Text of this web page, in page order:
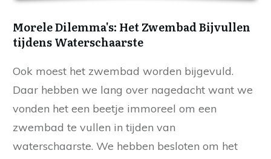
Morele Dilemma's: Het Zwembad Bijvullen
tijdens Waterschaarste
Ook moest het zwembad worden bijgevuld.
Daar hebben we lang over nagedacht want we
vonden het een beetje immoreel om een
zwembad te vullen in tijden van
waterschaarste. We hebben besloten om het